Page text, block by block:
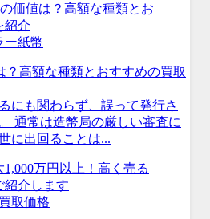
ー紙幣
？高額な種類とおすすめの買取
にも関わらず、誤って発行さ
通常は造幣局の厳しい審査に
に出回ることは...
取価格